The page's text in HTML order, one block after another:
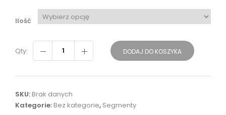
Ilość
Qty: DODAJ DO KOSZYKA
SKU: Brak danych
Kategorie: Bez kategorie, Segmenty